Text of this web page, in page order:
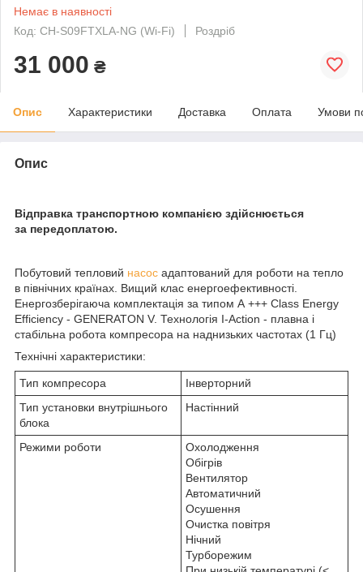
Немає в наявності
Код: CH-S09FTXLA-NG (Wi-Fi)
Роздріб
31 000 ₴
Опис Характеристики Доставка Оплата Умови
Опис
Відправка транспортною компанією здійснюється
за передоплатою.
Побутовий тепловий насос адаптований для роботи на тепло
в північних країнах. Вищий клас енергоефективності.
Енергозберігаюча комплектація за типом А +++ Class Energy
Efficiency - GENERATON V. Технологія I-Action - плавна і
стабільна робота компресора на наднизьких частотах (1 Гц)
Технічні характеристики:
Тип компресора
Інверторний
Тип установки внутрішнього
блока
Настінний
Режими роботи
Охолодження
Обігрів
Вентилятор
Автоматичний
Осушення
Очистка повітря
Нічний
Турборежим